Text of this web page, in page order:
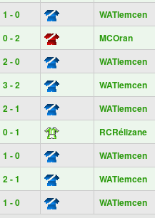
1 - 0
WATlemcen
0 - 2
MCOran
2 - 0
WATlemcen
3 - 2
WATlemcen
2 - 1
WATlemcen
0 - 1
RCRélizane
1 - 0
WATlemcen
2 - 1
WATlemcen
1 - 0 WATlemcen